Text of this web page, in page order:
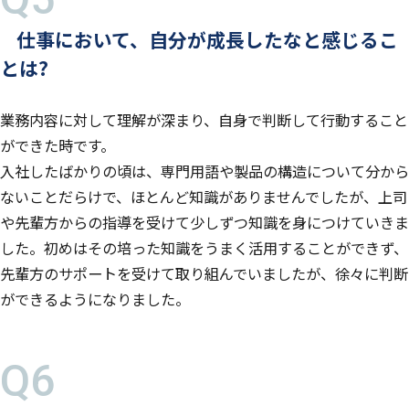
仕事において、自分が成長したなと感じるこ
とは?
業務内容に対して理解が深まり、自身で判断して行動すること
ができた時です。
入社したばかりの頃は、専門用語や製品の構造について分から
ないことだらけで、ほとんど知識がありませんでしたが、上司
や先輩方からの指導を受けて少しずつ知識を身につけていきま
した。初めはその培った知識をうまく活用することができず、
先輩方のサポートを受けて取り組んでいましたが、徐々に判断
ができるようになりました。